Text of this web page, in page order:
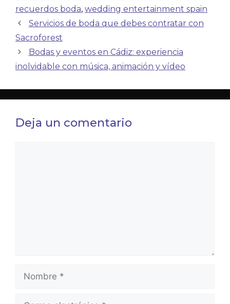
recuerdos boda, wedding entertainment spain
Servicios de boda que debes contratar con
Sacroforest
Bodas y eventos en Cádiz: experiencia
inolvidable con música, animación y vídeo
Deja un comentario